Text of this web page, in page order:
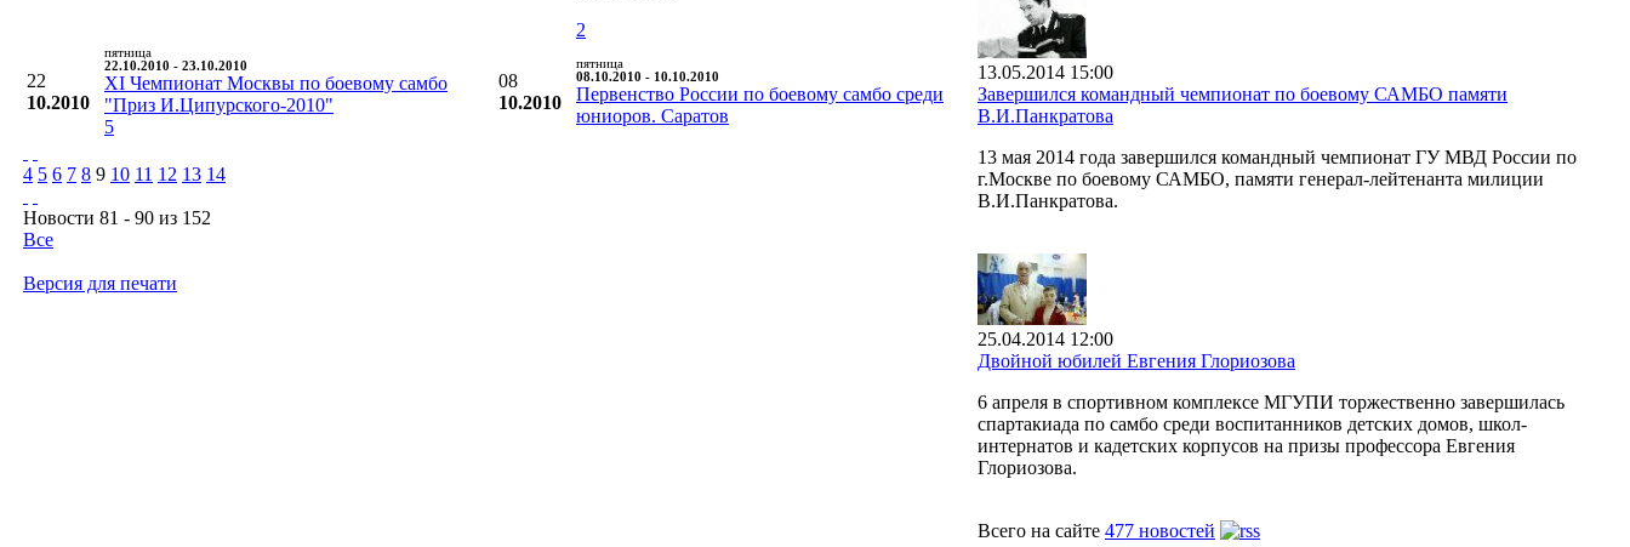
2
22
10.2010
пятница
22.10.2010 - 23.10.2010
XI Чемпионат Москвы по боевому самбо
"Приз И.Ципурского-2010"
5
08
10.2010
пятница
08.10.2010 - 10.10.2010
Первенство России по боевому самбо среди
юниоров. Саратов
4 5 6 7 8 9 10 11 12 13 14
Новости 81 - 90 из 152
Все
Версия для печати
13.05.2014 15:00
Завершился командный чемпионат по боевому САМБО памяти
В.И.Панкратова
13 мая 2014 года завершился командный чемпионат ГУ МВД России по
г.Москве по боевому САМБО, памяти генерал-лейтенанта милиции
В.И.Панкратова.
25.04.2014 12:00
Двойной юбилей Евгения Глориозова
6 апреля в спортивном комплексе МГУПИ торжественно завершилась
спартакиада по самбо среди воспитанников детских домов, школ-
интернатов и кадетских корпусов на призы профессора Евгения
Глориозова.
Всего на сайте 477 новостей